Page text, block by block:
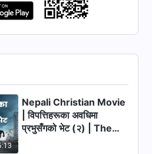
Christian Testimony
बहिष्कार हुनुभन्दा पहिलेको मेरो
Christian Testimony
| परमेश्‍वरबारे आफ्नो
म बल्‍ल मुक्त भएँ
Nepali Christian Movie
| विपत्तिहरूका अवधिमा
प्रभुसँगको भेट (२) | The